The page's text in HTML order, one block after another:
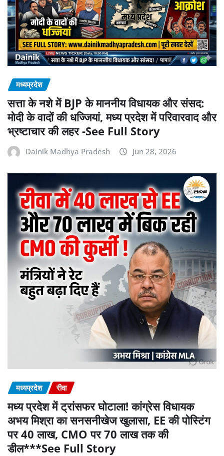
मध्यप्रदेश
सत्ता के नशे में BJP के माननीय विधायक और संसद:
मोदी के वादों की धज्जियां, मध्य प्रदेश में परिवारवाद और
भ्रष्टाचार की लहर -See Full Story
Dainik Madhya Pradesh Jun 28, 2026
मध्यप्रदेश रीवा
मध्य प्रदेश में ट्रांसफर घोटाला! कांग्रेस विधायक
अभय मिश्रा का सनसनीखेज खुलासा, EE की पोस्टिंग
पर 40 लाख, CMO पर 70 लाख तक की
डील***See Full Story